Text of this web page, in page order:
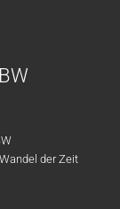
der Zeit